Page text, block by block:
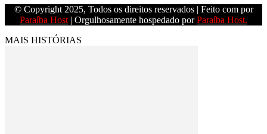
© Copyright 2025, Todos os direitos reservados | Feito com por
Paraíba Host | Orgulhosamente hospedado porParaíba Host.
MAIS HISTÓRIAS